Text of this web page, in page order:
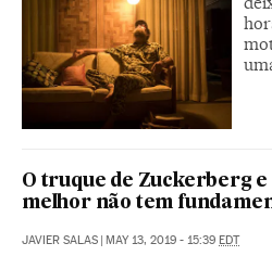
O truque de Zuckerberg
melhor não tem
JAVIER SALAS | MAY 13, 2019 - 15:39 EDT